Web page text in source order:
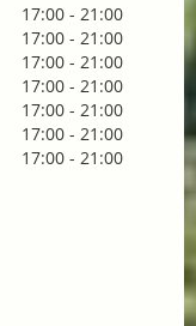
17:00 - 21:00
17:00 - 21:00
17:00 - 21:00
17:00 - 21:00
17:00 - 21:00
17:00 - 21:00
17:00 - 21:00